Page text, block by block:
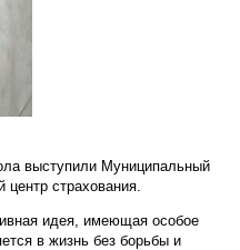
выступили Муниципальный
страхования.
идея, имеющая особое
в жизнь без борьбы и